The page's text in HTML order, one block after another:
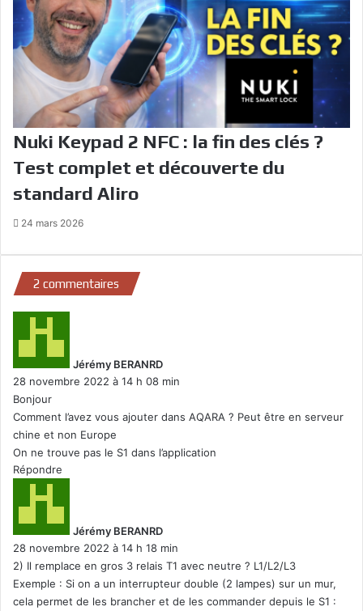
Nuki Keypad 2 NFC : la fin des clés ?
Test complet et découverte du
standard Aliro
24 mars 2026
2 commentaires
Jérémy BERANRD
:
28 novembre 2022 à 14 h 08 min
Bonjour
Comment l’avez vous ajouter dans AQARA ? Peut être en serveur
chine et non Europe
On ne trouve pas le S1 dans l’application
Répondre
Jérémy BERANRD
:
28 novembre 2022 à 14 h 18 min
2) Il remplace en gros 3 relais T1 avec neutre ? L1/L2/L3
Exemple : Si on a un interrupteur double (2 lampes) sur un mur,
cela permet de les brancher et de les commander depuis le S1 :